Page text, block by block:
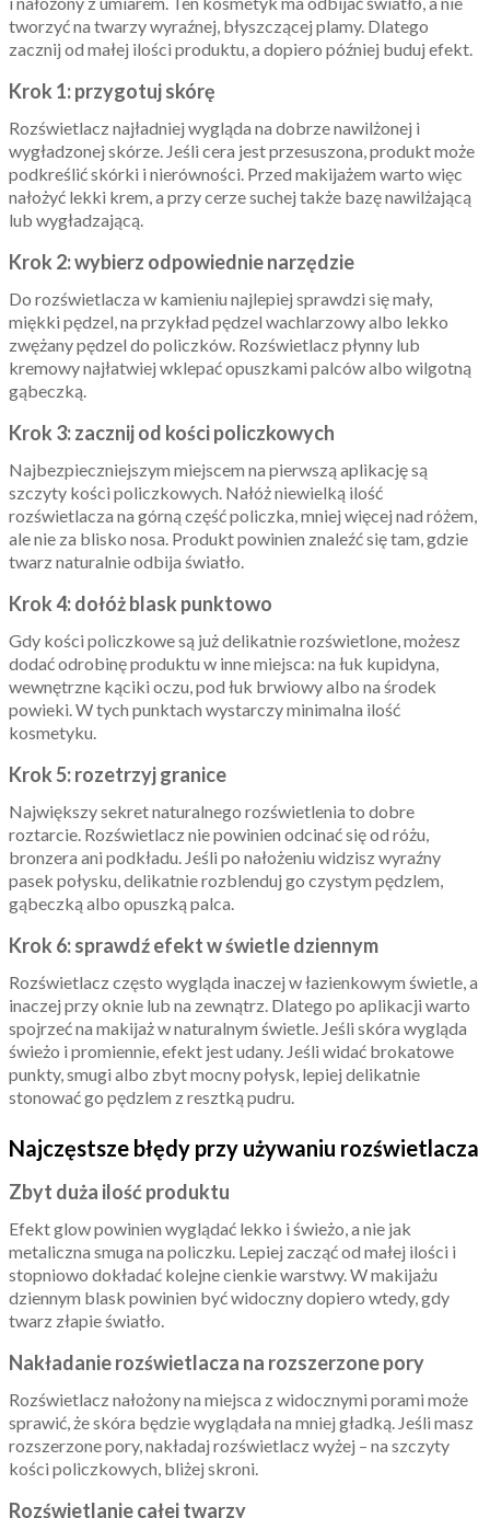
tworzyć na twarzy wyraźnej, błyszczącej plamy. Dlatego
zacznij od małej ilości produktu, a dopiero później buduj efekt.
Krok 1: przygotuj skórę
Rozświetlacz najładniej wygląda na dobrze nawilżonej i
wygładzonej skórze. Jeśli cera jest przesuszona, produkt może
podkreślić skórki i nierówności. Przed makijażem warto więc
nałożyć lekki krem, a przy cerze suchej także bazę nawilżającą
lub wygładzającą.
Krok 2: wybierz odpowiednie narzędzie
Do rozświetlacza w kamieniu najlepiej sprawdzi się mały,
miękki pędzel, na przykład pędzel wachlarzowy albo lekko
zwężany pędzel do policzków. Rozświetlacz płynny lub
kremowy najłatwiej wklepać opuszkami palców albo wilgotną
gąbeczką.
Krok 3: zacznij od kości policzkowych
Najbezpieczniejszym miejscem na pierwszą aplikację są
szczyty kości policzkowych. Nałóż niewielką ilość
rozświetlacza na górną część policzka, mniej więcej nad różem,
ale nie za blisko nosa. Produkt powinien znaleźć się tam, gdzie
twarz naturalnie odbija światło.
Krok 4: dołóż blask punktowo
Gdy kości policzkowe są już delikatnie rozświetlone, możesz
dodać odrobinę produktu w inne miejsca: na łuk kupidyna,
wewnętrzne kąciki oczu, pod łuk brwiowy albo na środek
powieki. W tych punktach wystarczy minimalna ilość
kosmetyku.
Krok 5: rozetrzyj granice
Największy sekret naturalnego rozświetlenia to dobre
roztarcie. Rozświetlacz nie powinien odcinać się od różu,
bronzera ani podkładu. Jeśli po nałożeniu widzisz wyraźny
pasek połysku, delikatnie rozblenduj go czystym pędzlem,
gąbeczką albo opuszką palca.
Krok 6: sprawdź efekt w świetle dziennym
Rozświetlacz często wygląda inaczej w łazienkowym świetle, a
inaczej przy oknie lub na zewnątrz. Dlatego po aplikacji warto
spojrzeć na makijaż w naturalnym świetle. Jeśli skóra wygląda
świeżo i promiennie, efekt jest udany. Jeśli widać brokatowe
punkty, smugi albo zbyt mocny połysk, lepiej delikatnie
stonować go pędzlem z resztką pudru.
Najczęstsze błędy przy używaniu rozświetlacza
Zbyt duża ilość produktu
Efekt glow powinien wyglądać lekko i świeżo, a nie jak
metaliczna smuga na policzku. Lepiej zacząć od małej ilości i
stopniowo dokładać kolejne cienkie warstwy. W makijażu
dziennym blask powinien być widoczny dopiero wtedy, gdy
twarz złapie światło.
Nakładanie rozświetlacza na rozszerzone pory
Rozświetlacz nałożony na miejsca z widocznymi porami może
sprawić, że skóra będzie wyglądała na mniej gładką. Jeśli masz
rozszerzone pory, nakładaj rozświetlacz wyżej – na szczyty
kości policzkowych, bliżej skroni.
Rozświetlanie całej twarzy